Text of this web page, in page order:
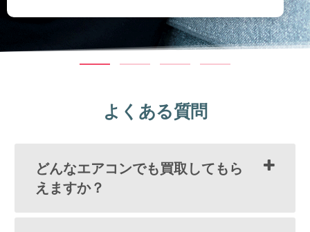
よくある質問
どんなエアコンでも買取してもら
えますか？